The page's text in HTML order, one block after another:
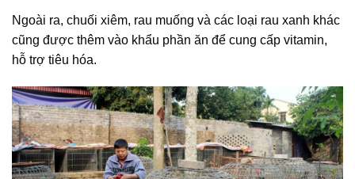
Ngoài ra, chuối xiêm, rau muống và các loại rau xanh khác
cũng được thêm vào khẩu phần ăn để cung cấp vitamin,
hỗ trợ tiêu hóa.